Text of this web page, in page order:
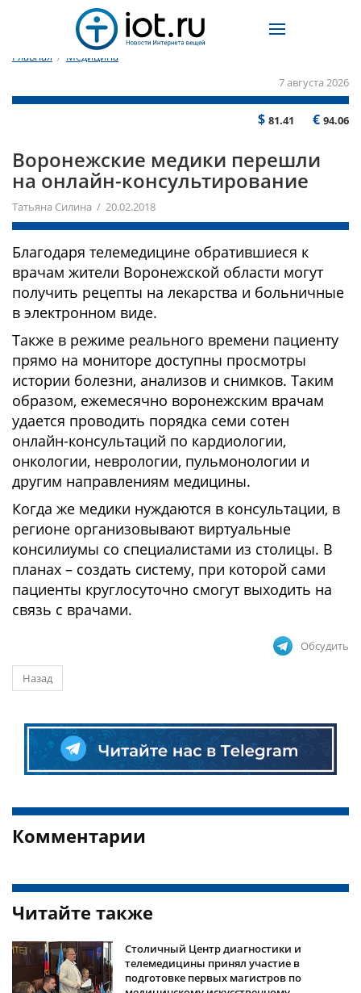
Главная / Медицина
7 августа 2026
$ 81.41 € 94.06
Воронежские медики перешли
на онлайн-консультирование
Татьяна Силина / 20.02.2018
Благодаря телемедицине обратившиеся к
врачам жители Воронежской области могут
получить рецепты на лекарства и больничные
в электронном виде.
Также в режиме реального времени пациенту
прямо на мониторе доступны просмотры
истории болезни, анализов и снимков. Таким
образом, ежемесячно воронежским врачам
удается проводить порядка семи сотен
онлайн-консультаций по кардиологии,
онкологии, неврологии, пульмонологии и
другим направлениям медицины.
Когда же медики нуждаются в консультации, в
регионе организовывают виртуальные
консилиумы со специалистами из столицы. В
планах – создать систему, при которой сами
пациенты круглосуточно смогут выходить на
связь с врачами.
Обсудить
Назад
Комментарии
Читайте также
Столичный Центр диагностики и
телемедицины принял участие в
подготовке первых магистров по